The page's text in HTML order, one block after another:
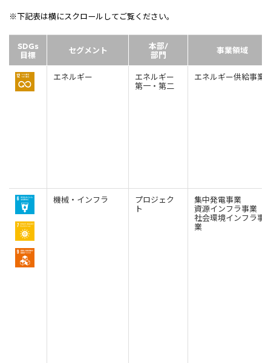
※下記表は横にスクロールしてご覧ください。
SDGs
目標 セグメント 本部/
部門 事業領域
エネルギー エネルギー
第一・第二
エネルギー供給事業
機械・インフラ プロジェク
ト
集中発電事業
資源インフラ事業
社会環境インフラ事
業